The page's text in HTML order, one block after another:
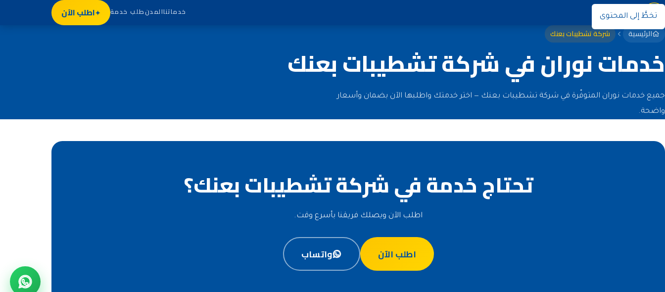
تخطَّ إلى المحتوى خدماتناالمدنطلب خدمة اطلب الآن نوران
الرئيسية شركة تشطيبات بعنك
خدمات نوران في شركة تشطيبات بعنك
جميع خدمات نوران المتوفّرة في شركة تشطيبات بعنك — اختر خدمتك واطلبها الآن بضمان وأسعار
واضحة.
تحتاج خدمة في شركة تشطيبات بعنك؟
اطلب الآن ويصلك فريقنا بأسرع وقت.
اطلب الآن واتساب